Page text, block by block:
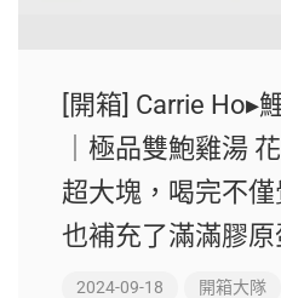
[開箱] Carrie Ho▸
｜極品雙鮑雞湯
超大塊，喝完不僅
也補充了滿滿膠原
2024-09-18 開箱大隊